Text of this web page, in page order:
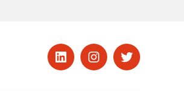
تويتر Instagram
LinkedIn